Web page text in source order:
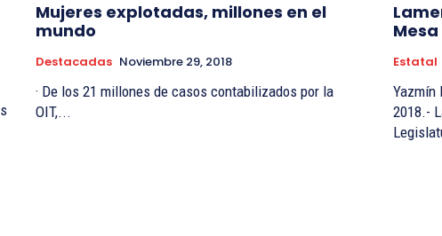
Mujeres explotadas, millones en el
mundo
Destacadas Noviembre 29, 2018
· De los 21 millones de casos contabilizados por la
OIT,...
Estatal
Yazmín Hernández
2018.-